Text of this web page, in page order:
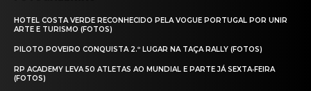
HOTEL COSTA VERDE RECONHECIDO PELA VOGUE PORTUGAL POR UNIR
ARTE E TURISMO (FOTOS)
PILOTO POVEIRO CONQUISTA 2.º LUGAR NA TAÇA RALLY (FOTOS)
RP ACADEMY LEVA 50 ATLETAS AO MUNDIAL E PARTE JÁ SEXTA‑FEIRA
(FOTOS)